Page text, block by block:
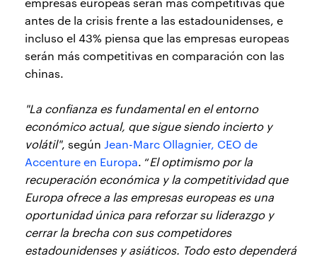
antes de la crisis frente a las estadounidenses, e
incluso el 43% piensa que las empresas europeas
serán más competitivas en comparación con las
chinas.
"La confianza es fundamental en el entorno
económico actual, que sigue siendo incierto y
volátil", según Jean-Marc Ollagnier, CEO de
Accenture en Europa. “El optimismo por la
recuperación económica y la competitividad que
Europa ofrece a las empresas europeas es una
oportunidad única para reforzar su liderazgo y
cerrar la brecha con sus competidores
estadounidenses y asiáticos. Todo esto dependerá